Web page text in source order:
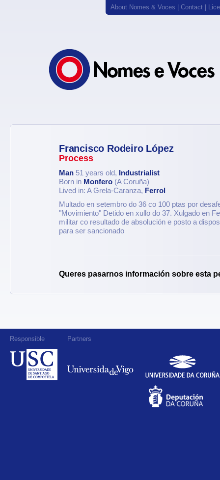
About Nomes & Voces Contact
Francisco Rodeiro López
Process
Man 51 years old,
Industrialist
Born in Monfero (A Coruña)
Lived in: A Grela-Caranza, Ferrol
Multado en setembro do 36 co 100 ptas por
"Movimiento" Detido en xullo do 37. Xulgado en
militar co resultado de absolución e posto a
para ser sancionado
Queres pasarnos información sobre esta
Responsible Partners